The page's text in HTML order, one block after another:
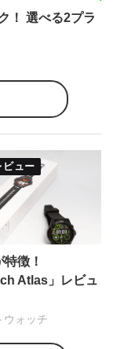
！ 選べる2プラ
ビュー
徴！
Atlas」レビュ
ウォッチ